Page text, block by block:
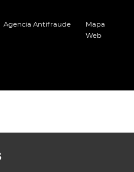
Agencia Antifraude
Mapa
Web